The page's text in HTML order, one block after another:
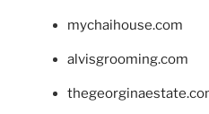
mychaihouse.com
alvisgrooming.com